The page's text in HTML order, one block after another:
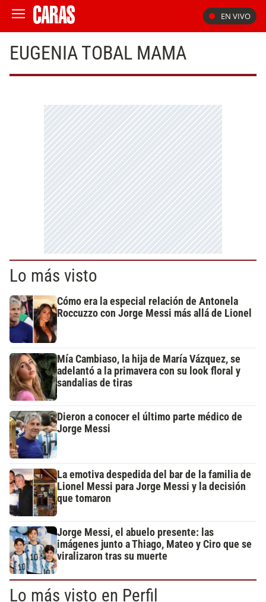
EN VIVO
EUGENIA TOBAL MAMA
Lo más visto
Cómo era la especial relación de Antonela
Roccuzzo con Jorge Messi más allá de Lionel
Mía Cambiaso, la hija de María Vázquez, se
adelantó a la primavera con su look floral y
sandalias de tiras
Dieron a conocer el último parte médico de
Jorge Messi
La emotiva despedida del bar de la familia de
Lionel Messi para Jorge Messi y la decisión
que tomaron
Jorge Messi, el abuelo presente: las
imágenes junto a Thiago, Mateo y Ciro que se
viralizaron tras su muerte
Lo más visto en Perfil